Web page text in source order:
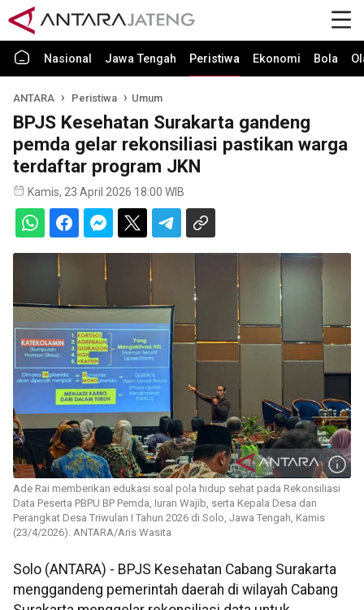
Nasional Jawa Tengah Peristiwa Ekonomi Bola
ANTARA Peristiwa Umum
BPJS Kesehatan Surakarta gandeng
pemda gelar rekonsiliasi pastikan warga
terdaftar program JKN
Kamis, 23 April 2026 18:00 WIB
Ade Rai memberikan edukasi soal pola hidup sehat pada Rekonsiliasi
Data Peserta PBPU BP Pemda, Iuran Wajib, serta Kepala Desa dan
Perangkat Desa Triwulan I Tahun 2026 di Solo, Jawa Tengah, Kamis
(23/4/2026). ANTARA/Aris Wasita
Solo (ANTARA) - BPJS Kesehatan Cabang Surakarta
menggandeng pemerintah daerah di wilayah Cabang